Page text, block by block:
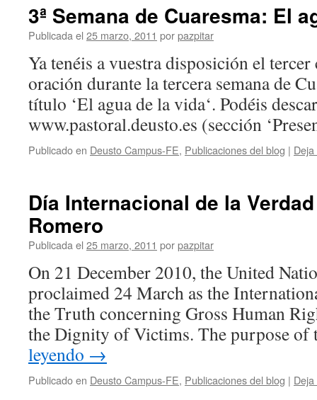
3ª Semana de Cuaresma: El
Publicada el 25 marzo, 2011 porpazpitar
Ya tenéis a vuestra disposición el
oración durante la tercera semana de
título ‘El agua de la vida‘. Podéis
www.pastoral.deusto.es (sección
Publicado en Deusto Campus-FE, Publicaciones del blog |
Día Internacional de la
Romero
Publicada el 25 marzo, 2011 porpazpitar
On 21 December 2010, the United
proclaimed 24 March as the
the Truth concerning Gross Human
the Dignity of Victims. The purpose
leyendo →
Publicado en Deusto Campus-FE, Publicaciones del blog |